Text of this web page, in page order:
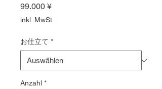
99.000 ¥Preis
inkl. MwSt.
お仕立て *
Anzahl *